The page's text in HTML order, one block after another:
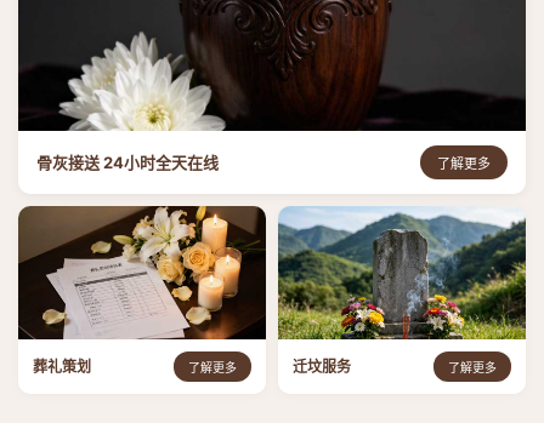
骨灰接送 24小时全天在线 了解更多
葬礼策划 了解更多 迁坟服务 了解更多